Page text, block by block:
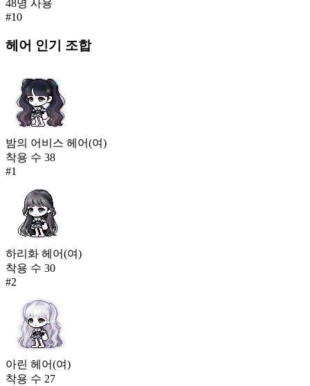
48명 사용
#10
헤어 인기 조합
밤의 어비스 헤어(여)
착용 수 38
#1
하리화 헤어(여)
착용 수 30
#2
아린 헤어(여)
착용 수 27